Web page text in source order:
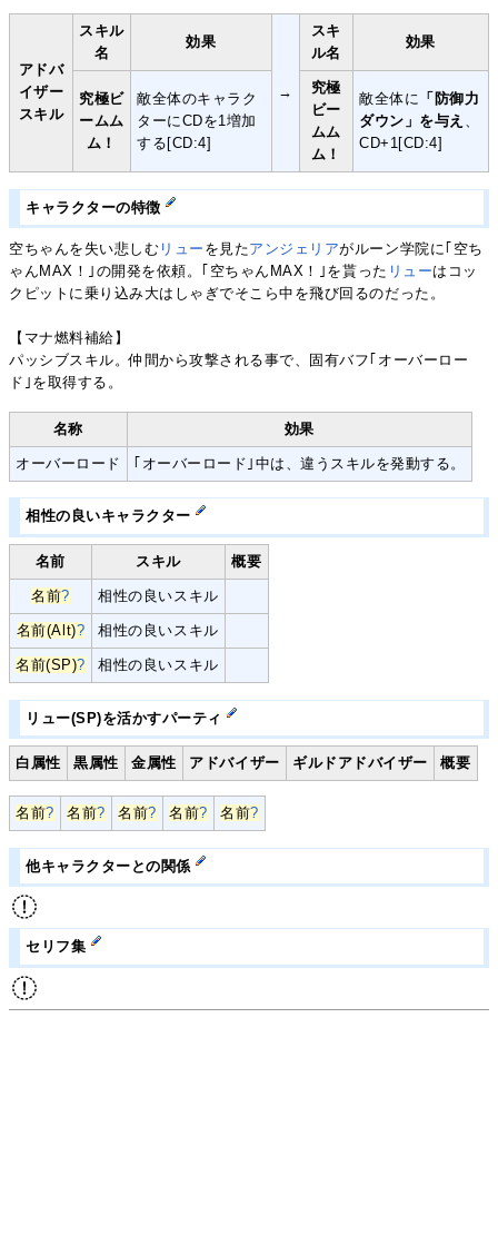
アドバ
イザー
スキル
スキル
名
効果
→
スキ
ル名
効果
究極ビ
ームム
ム！
敵全体のキャラク
ターにCDを1増加
する[CD:4]
究極
ビー
ムム
ム！
敵全体に 「防御力
ダウン」を与え 、
CD+1[CD:4]
キャラクターの特徴
空ちゃんを失い悲しむ リュー を見たアンジェリアがルーン学院に｢空ち
ゃんMAX！｣の開発を依頼。｢空ちゃんMAX！｣を貰った リューはコッ
クピットに乗り込み大はしゃぎでそこら中を飛び回るのだった。
【マナ燃料補給】
パッシブスキル。仲間から攻撃される事で、固有バフ｢オーバーロー
ド｣を取得する。
名称 効果
オーバーロード ｢オーバーロード｣中は、違うスキルを発動する。
相性の良いキャラクター
名前 スキル 概要
名前? 相性の良いスキル
名前(Alt)? 相性の良いスキル
名前(SP)? 相性の良いスキル
リュー(SP)を活かすパーティ
白属性 黒属性 金属性 アドバイザー ギルドアドバイザー 概要
名前? 名前? 名前? 名前? 名前?
他キャラクターとの関係
セリフ集